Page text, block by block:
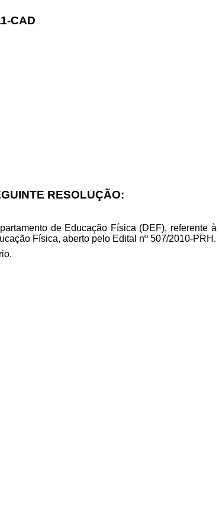
CAD
RESOLUÇÃO:
de Educação Física (DEF), referente
Física, aberto pelo Edital nº 507/2010-PRH.